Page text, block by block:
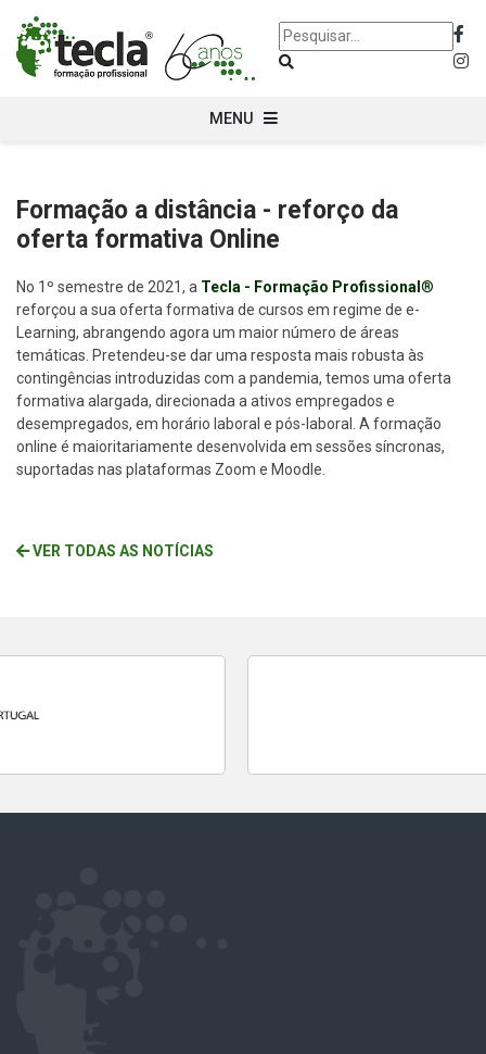
MENU
Formação a distância - reforço da
oferta formativa Online
No 1º semestre de 2021, a Tecla - Formação Profissional ®
reforçou a sua oferta formativa de cursos em regime de e-
Learning, abrangendo agora um maior número de áreas
temáticas. Pretendeu-se dar uma resposta mais robusta às
contingências introduzidas com a pandemia, temos uma oferta
formativa alargada, direcionada a ativos empregados e
desempregados, em horário laboral e pós-laboral. A formação
online é maioritariamente desenvolvida em sessões síncronas,
suportadas nas plataformas Zoom e Moodle.
VER TODAS AS NOTÍCIAS